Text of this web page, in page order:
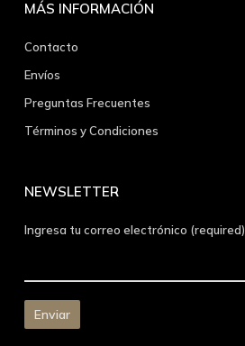
MÁS INFORMACIÓN
Contacto
Envíos
Preguntas Frecuentes
Términos y Condiciones
NEWSLETTER
Ingresa tu correo electrónico (required)